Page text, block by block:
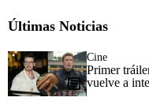
Últimas Noticias
Cine
Primer
vuelve a